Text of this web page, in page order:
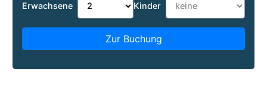
Erwachsene Kinder
Zur Buchung